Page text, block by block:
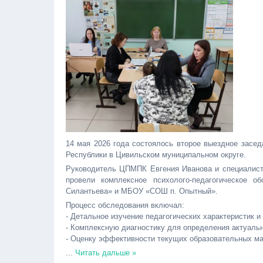
14 мая 2026 года состоялось второе выездное
Республики в Цивильском муниципальном округе.
Руководитель ЦПМПК Евгения Иванова и
провели комплексное психолого-
Силантьева» и МБОУ «СОШ п. Опытный».
Процесс обследования включал:
-️ Детальное изучение педагогических
-️ Комплексную диагностику для определения
-️ Оценку эффективности текущих образовательных
Читать дальше »